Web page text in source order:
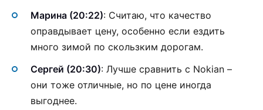
Марина (20:22): Считаю, что качество
оправдывает цену, особенно если ездить
много зимой по скользким дорогам.
Сергей (20:30): Лучше сравнить с Nokian –
они тоже отличные, но по цене иногда
выгоднее.